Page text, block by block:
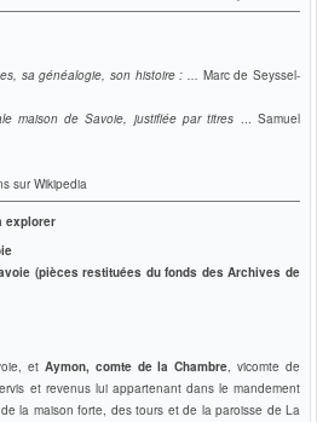
sa généalogie, son histoire: ... Marc de Seyssel-
maison de Savoie, justifiée par titres ... Samuel
sur Wikipedia
explorer
(pièces restituées du fonds des Archives de
et Aymon, comte de la Chambre, vicomte de
et revenus lui appartenant dans le mandement
la maison forte, des tours et de la paroisse de La